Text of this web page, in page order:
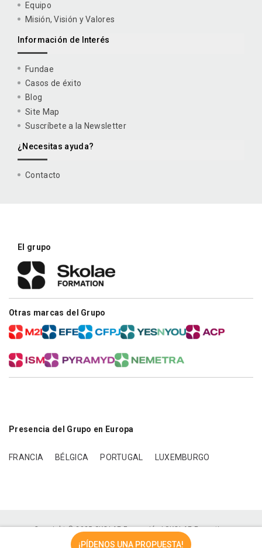
¡PÍDENOS UNA PROPUESTA!
Equipo
Misión, Visión y Valores
Información de Interés
Fundae
Casos de éxito
Blog
Site Map
Suscríbete a la Newsletter
¿Necesitas ayuda?
Contacto
El grupo
Otras marcas del Grupo
Presencia del Grupo en Europa
FRANCIA BÉLGICA PORTUGAL LUXEMBURGO
Copyright © 2025 SKOLAE Formación | SKOLAE Formation
Política de privacidad